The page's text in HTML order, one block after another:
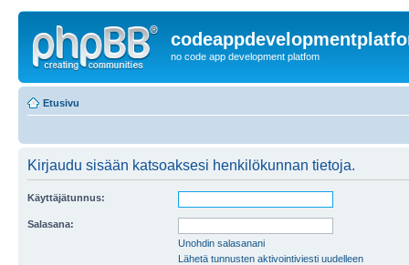
no code app development platfom
Etusivu
Kirjaudu sisään katsoaksesi henkilökunnan tietoja.
Käyttäjätunnus:
Salasana:
Unohdin salasanani
Lähetä tunnusten aktivointiviesti uudelleen